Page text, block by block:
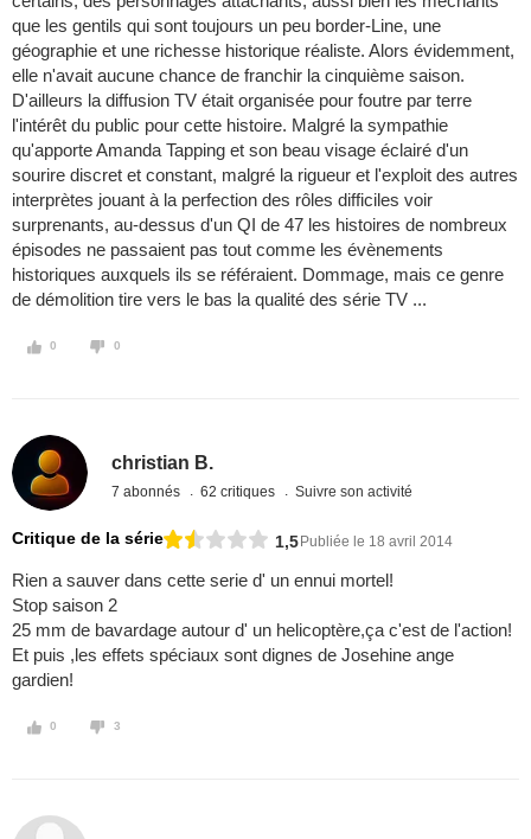
que les gentils qui sont toujours un peu border-Line, une
géographie et une richesse historique réaliste. Alors évidemment,
elle n'avait aucune chance de franchir la cinquième saison.
D'ailleurs la diffusion TV était organisée pour foutre par terre
l'intérêt du public pour cette histoire. Malgré la sympathie
qu'apporte Amanda Tapping et son beau visage éclairé d'un
sourire discret et constant, malgré la rigueur et l'exploit des autres
interprètes jouant à la perfection des rôles difficiles voir
surprenants, au-dessus d'un QI de 47 les histoires de nombreux
épisodes ne passaient pas tout comme les évènements
historiques auxquels ils se référaient. Dommage, mais ce genre
de démolition tire vers le bas la qualité des série TV ...
0 0
christian B.
7 abonnés 62 critiques Suivre son activité
Critique de la série 1,5 Publiée le 18 avril 2014
Rien a sauver dans cette serie d' un ennui mortel!
Stop saison 2
25 mm de bavardage autour d' un helicoptère,ça c'est de l'action!
Et puis ,les effets spéciaux sont dignes de Josehine ange
gardien!
0 3